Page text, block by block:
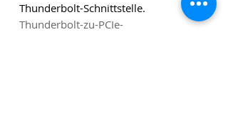
Thunderbolt-Schnittstelle.
Thunderbolt-zu-PCIe-